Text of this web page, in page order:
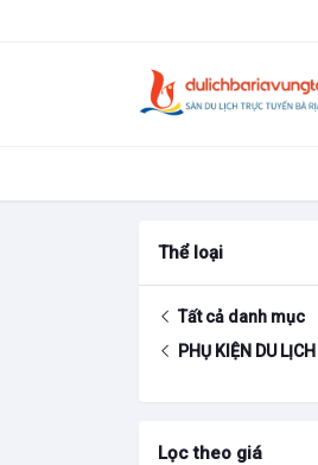
Thể loại
Tất cả danh mục
PHỤ KIỆN DU LỊCH
Lọc theo giá